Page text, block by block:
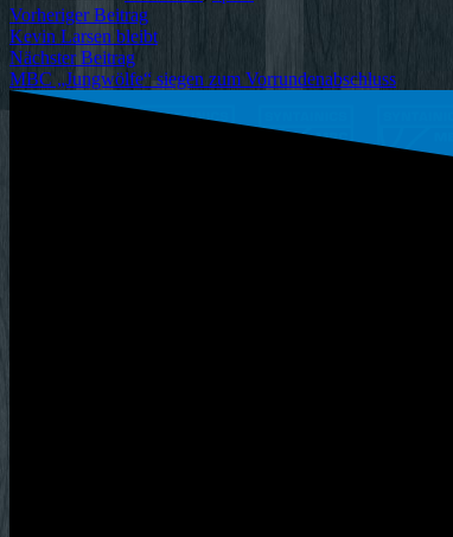
Vorheriger Beitrag
Kevin Larsen bleibt
Nächster Beitrag
MBC „Jungwölfe“ siegen zum Vorrundenabschluss